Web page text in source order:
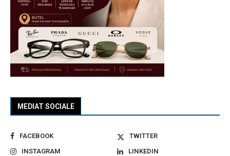
MEDIAT SOCIALE
FACEBOOK
TWITTER
INSTAGRAM
LINKEDIN